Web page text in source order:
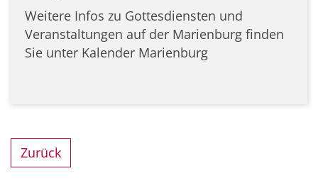
Weitere Infos zu Gottesdiensten und
Veranstaltungen auf der Marienburg finden
Sie unter Kalender Marienburg
Zurück